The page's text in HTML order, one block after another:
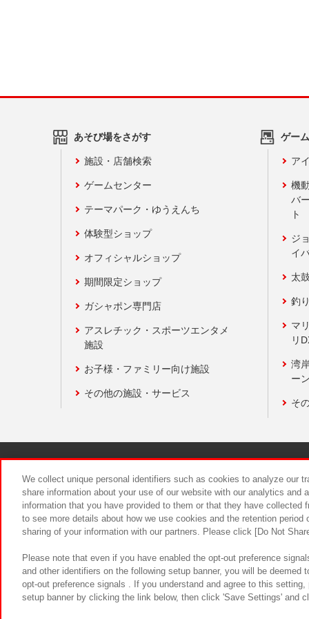
あそび場をさがす
施設・店舗検索
ゲームセンター
テーマパーク・ゆうえんち
体験型ショップ
オフィシャルショップ
期間限定ショップ
ガシャポン専門店
アスレチック・スポーツエンタメ
施設
お子様・ファミリー向け施設
その他の施設・サービス
ゲー
ア
機
バ
ト
ジ
イ
太
釣
マ
リ
湾
ー
そ
食品のご
We collect unique personal identifiers such as cookies to analyze our
share information about your use of our website with our analytics and
information that you have provided to them or that they have
to see more details about how we use cookies and the retention
sharing of your information with our partners. Please click [Do Not
Please note that even if you have enabled the opt-out preference
and other identifiers on the following setup banner, you will be
opt-out preference signals . If you understand and agree to this
setup banner by clicking the link below, then click 'Save Settings' and